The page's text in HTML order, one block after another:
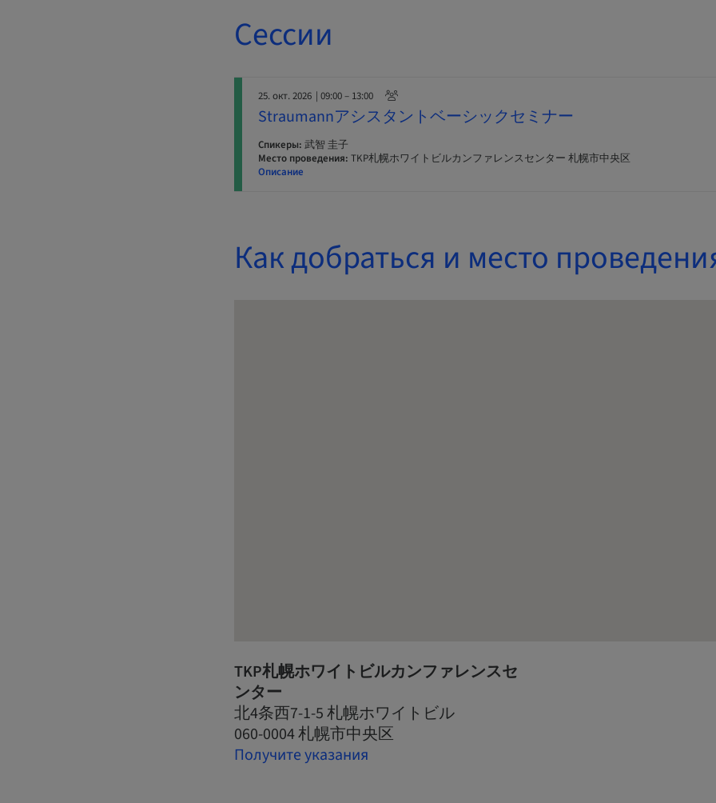
Сессии
25. окт. 2026 | 09:00 – 13:00
Straumannアシスタントベーシックセミナー
Спикеры: 武智 圭子
Место проведения: TKP札幌ホワイトビルカンファレンスセンター 札幌市中央区
Описание
Как добраться и место
TKP札幌ホワイトビルカンファレンスセ
ンター
北4条西7-1-5 札幌ホワイトビル
060-0004 札幌市中央区
Получите указания